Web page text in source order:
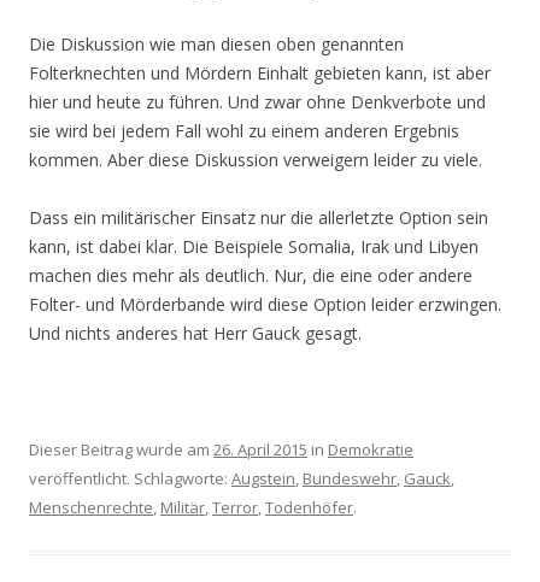
Die Diskussion wie man diesen oben genannten
Folterknechten und Mördern Einhalt gebieten kann, ist aber
hier und heute zu führen. Und zwar ohne Denkverbote und
sie wird bei jedem Fall wohl zu einem anderen Ergebnis
kommen. Aber diese Diskussion verweigern leider zu viele.
Dass ein militärischer Einsatz nur die allerletzte Option sein
kann, ist dabei klar. Die Beispiele Somalia, Irak und Libyen
machen dies mehr als deutlich. Nur, die eine oder andere
Folter- und Mörderbande wird diese Option leider erzwingen.
Und nichts anderes hat Herr Gauck gesagt.
Dieser Beitrag wurde am 26. April 2015 in Demokratie
veröffentlicht. Schlagworte: Augstein, Bundeswehr, Gauck,
Menschenrechte, Militär,Terror,Todenhöfer.